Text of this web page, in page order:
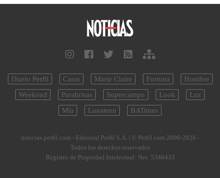
Diario Perfil Caras Marie Claire Fortuna
Hombre
Weekend
Parabrisas Supercampo Look
Luz
Mía
Lunateen BATimes
noticias.perfil.com - Editorial Perfil S.A. | © Perfil.com 2006-2026 -
Todos los derechos reservados
Registro de Propiedad Intelectual: Nro. 5346433